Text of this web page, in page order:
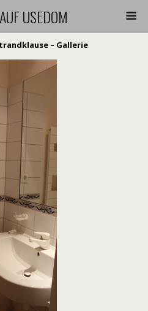
USEDOM
– Gallerie